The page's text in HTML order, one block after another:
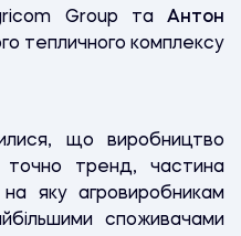
Group та Антон
тепличного комплексу
що виробництво
тренд, частина
на яку агровиробникам
споживачами